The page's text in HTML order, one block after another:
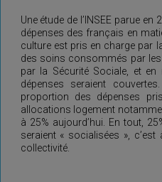
Une étude de l’INSEE parue
dépenses des français en
culture est pris en charge par
des soins consommés par
par la Sécurité Sociale, et en
dépenses seraient
proportion des dépenses
allocations logement
à 25% aujourd’hui. En tout,
seraient « socialisées »,
collectivité.